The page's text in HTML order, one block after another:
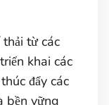
từ các
khai các
đẩy các
bền vững